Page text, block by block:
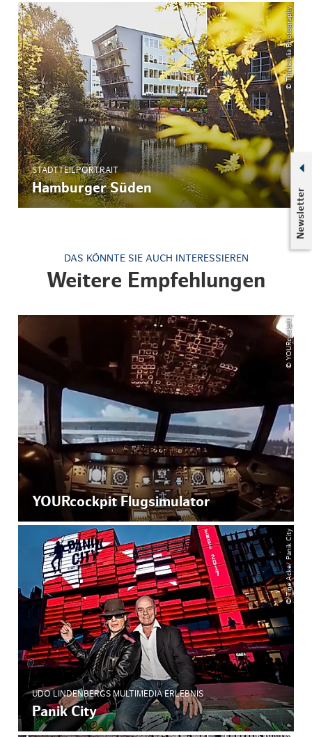
Newsletter
© ThisIsJulia Photography
STADTTEILPORTRAIT
Hamburger Süden
DAS KÖNNTE SIE AUCH INTERESSIEREN
Weitere Empfehlungen
© YOURcockpit
YOURcockpit Flugsimulator
© Tine Acke/ Panik City
UDO LINDENBERGS MULTIMEDIA ERLEBNIS
Panik City